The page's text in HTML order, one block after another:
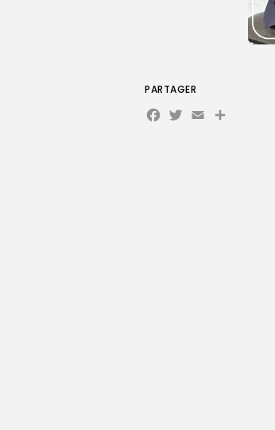
PARTAGER
Facebook
Twitter
Email